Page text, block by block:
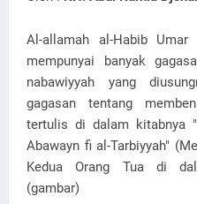
Al-allamah al-Habib
mempunyai banyak
nabawiyyah yang
gagasan tentang
tertulis di dalam kitabnya
Abawayn fi al-Tarbiyyah"
Kedua Orang Tua di
(gambar)